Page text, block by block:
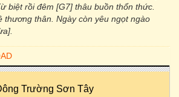
biệt rồi đêm [G7] thâu buồn thổn thức.
thương thân. Ngày còn yêu ngọt ngào
Trường Sơn Tây